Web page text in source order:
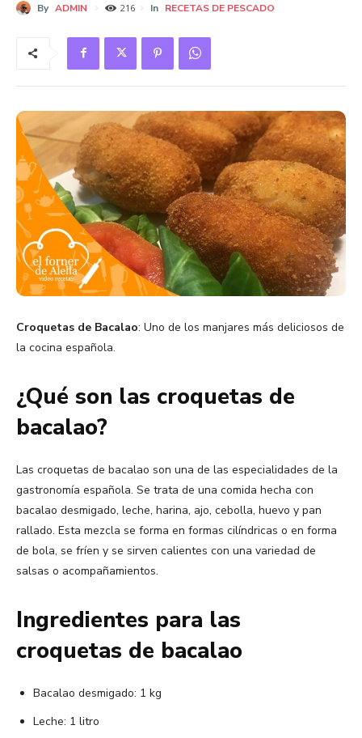
By ADMIN 216 In RECETAS DE PESCADO
Croquetas de Bacalao: Uno de los manjares más deliciosos de
la cocina española.
¿Qué son las croquetas de
bacalao?
Las croquetas de bacalao son una de las especialidades de la
gastronomía española. Se trata de una comida hecha con
bacalao desmigado, leche, harina, ajo, cebolla, huevo y pan
rallado. Esta mezcla se forma en formas cilíndricas o en forma
de bola, se fríen y se sirven calientes con una variedad de
salsas o acompañamientos.
Ingredientes para las
croquetas de bacalao
Bacalao desmigado: 1 kg
Leche: 1 litro